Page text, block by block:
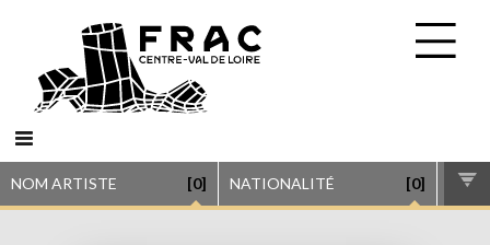
NOM ARTISTE [0] NATIONALITÉ [0]